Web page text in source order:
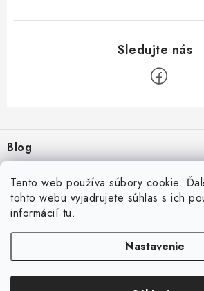
Tento web používa súbory cookie.
tohto webu vyjadrujete súhlas s ich
informácií tu.
Nastavenie
p
ä
Blog
Aké druhy biliardu existujú? Kompletný
16.4.2026
Rozmery biliardového stola
26.6.2025
Facebook
Zákaznícky účet
Všeobecné obchodné podmienky